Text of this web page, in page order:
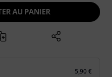
AU PANIER
5,90 €